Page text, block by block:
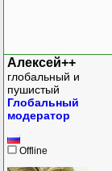
Алексей++
глобальный и
пушистый
Глобальный
модератор
Offline